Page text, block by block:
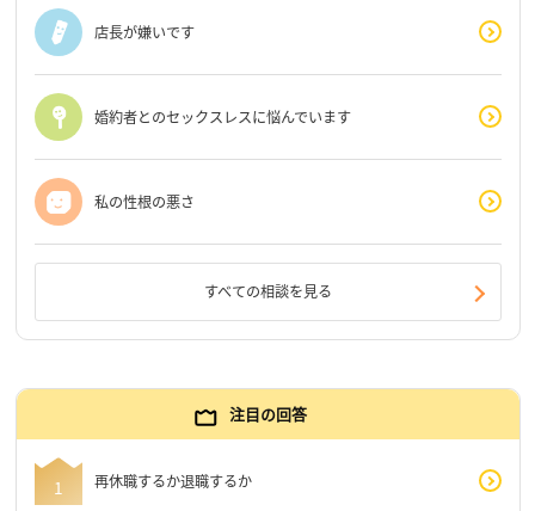
店長が嫌いです
婚約者とのセックスレスに悩んでいます
私の性根の悪さ
すべての相談を見る
注目の回答
再休職するか退職するか